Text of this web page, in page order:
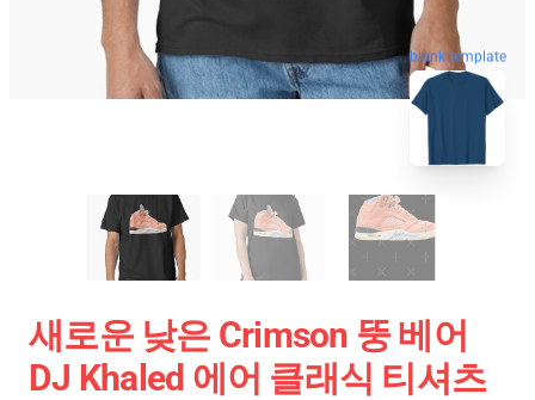
blank template
새로운 낮은 Crimson 뚱 베어
DJ Khaled 에어 클래식 티셔츠